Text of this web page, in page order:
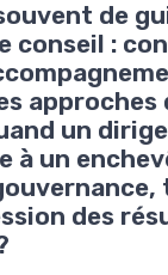
de
conseil :
approches
un
à un
des